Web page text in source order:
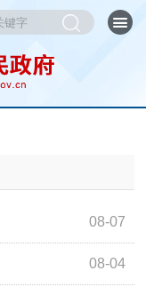
08-07
08-04